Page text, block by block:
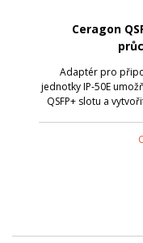
Ceragon
Adaptér pro
jednotky IP-50E
QSFP+ slotu a